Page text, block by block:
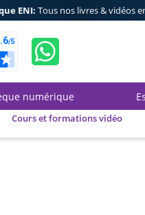
ENI: Tous nos livres & vidéos
numérique
Cours et formations vidéo